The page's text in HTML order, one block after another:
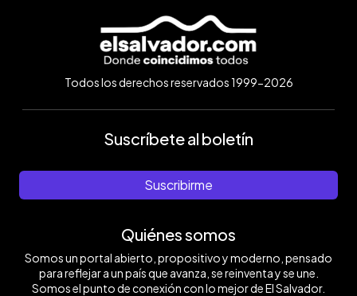
Todos los derechos reservados 1999-2026
Suscríbete al boletín
Suscribirme
Quiénes somos
Somos un portal abierto, propositivo y moderno, pensado
para reflejar a un país que avanza, se reinventa y se une.
Somos el punto de conexión con lo mejor de El Salvador.